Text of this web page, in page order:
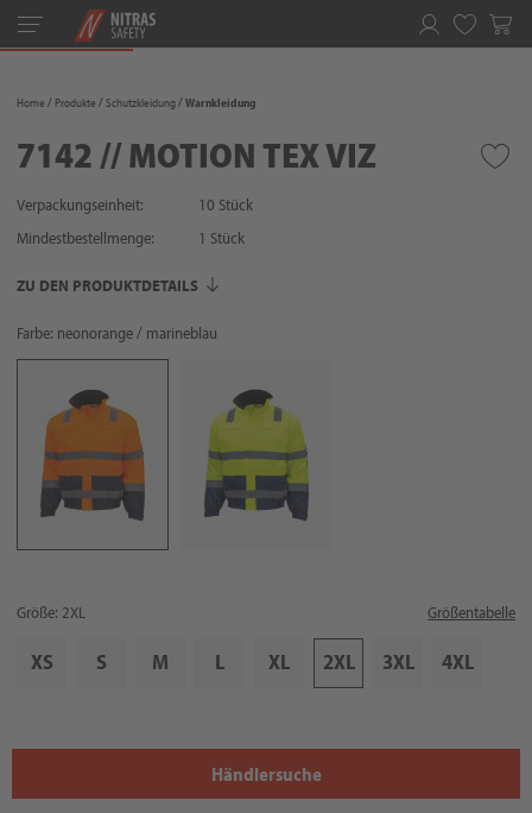
Toggle
navigation
Home Produkte Schutzkleidung Warnkleidung
7142 // MOTION TEX VIZ
Verpackungseinheit:
10 Stück
Mindestbestellmenge:
1 Stück
ZU DEN PRODUKTDETAILS
Farbe: neonorange / marineblau
Größe: 2XL Größentabelle
XS S M L XL 2XL 3XL 4XL
Händlersuche